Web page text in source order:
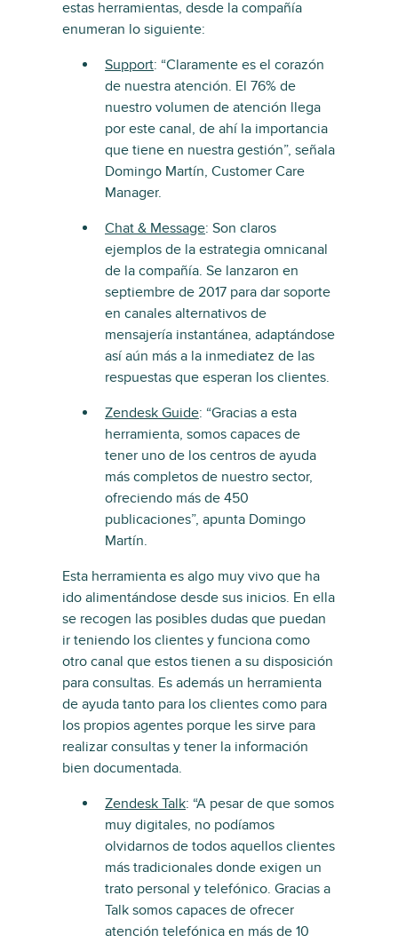
estas herramientas, desde la compañía
enumeran lo siguiente:
Support: “Claramente es el corazón
de nuestra atención. El 76% de
nuestro volumen de atención llega
por este canal, de ahí la importancia
que tiene en nuestra gestión”, señala
Domingo Martín, Customer Care
Manager.
Chat & Message: Son claros
ejemplos de la estrategia omnicanal
de la compañía. Se lanzaron en
septiembre de 2017 para dar soporte
en canales alternativos de
mensajería instantánea, adaptándose
así aún más a la inmediatez de las
respuestas que esperan los clientes.
Zendesk Guide: “Gracias a esta
herramienta, somos capaces de
tener uno de los centros de ayuda
más completos de nuestro sector,
ofreciendo más de 450
publicaciones”, apunta Domingo
Martín.
Esta herramienta es algo muy vivo que ha
ido alimentándose desde sus inicios. En ella
se recogen las posibles dudas que puedan
ir teniendo los clientes y funciona como
otro canal que estos tienen a su disposición
para consultas. Es además un herramienta
de ayuda tanto para los clientes como para
los propios agentes porque les sirve para
realizar consultas y tener la información
bien documentada.
Zendesk Talk: “A pesar de que somos
muy digitales, no podíamos
olvidarnos de todos aquellos clientes
más tradicionales donde exigen un
trato personal y telefónico. Gracias a
Talk somos capaces de ofrecer
atención telefónica en más de 10